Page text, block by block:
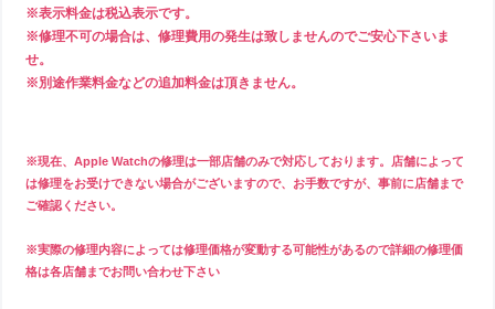
※表示料金は税込表示です。
※修理不可の場合は、修理費用の発生は致しませんのでご安心下さいま
せ。
※別途作業料金などの追加料金は頂きません。
※現在、Apple Watchの修理は一部店舗のみで対応しております。店舗によって
は修理をお受けできない場合がございますので、お手数ですが、事前に店舗まで
ご確認ください。
※実際の修理内容によっては修理価格が変動する可能性があるので詳細の修理価
格は各店舗までお問い合わせ下さい